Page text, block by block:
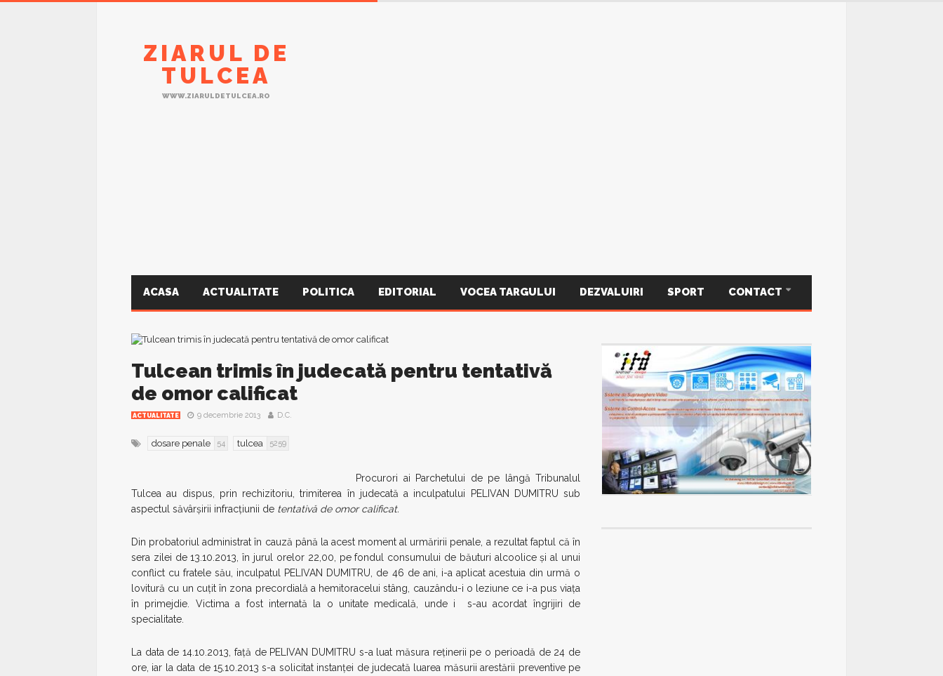
ZIARUL DE
TULCEA
WWW.ZIARULDETULCEA.RO
ACASA ACTUALITATE POLITICA EDITORIAL VOCEA TARGULUI DEZVALUIRI SPORT CONTACT
Tulcean trimis în judecată pentru tentativă
de omor calificat
ACTUALITATE 9 decembrie 2013 D.C.
dosare penale 54 tulcea 5259
Procurori ai Parchetului de pe lângă Tribunalul
Tulcea au dispus, prin rechizitoriu, trimiterea în judecată a inculpatului PELIVAN DUMITRU sub
aspectul săvârşirii infracţiunii de tentativă de omor calificat.
Din probatoriul administrat în cauză până la acest moment al urmăririi penale, a rezultat faptul că în
sera zilei de 13.10.2013, în jurul orelor 22,00, pe fondul consumului de băuturi alcoolice şi al unui
conflict cu fratele său, inculpatul PELIVAN DUMITRU, de 46 de ani, i-a aplicat acestuia din urmă o
lovitură cu un cuţit în zona precordială a hemitoracelui stâng, cauzându-i o leziune ce i-a pus viaţa
în primejdie. Victima a fost internată la o unitate medicală, unde i s-au acordat îngrijiri de
specialitate.
La data de 14.10.2013, faţă de PELIVAN DUMITRU s-a luat măsura reţinerii pe o perioadă de 24 de
ore, iar la data de 15.10.2013 s-a solicitat instanţei de judecată luarea măsurii arestării preventive pe